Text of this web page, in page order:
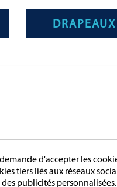
DRAPEAUX
MÉDAILLES DU
MÉDAILLES
INSIGNES
d'accepter les
tiers liés aux réseaux
publicités